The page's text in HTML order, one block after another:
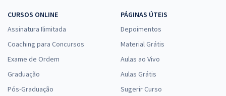
CURSOS ONLINE
Assinatura Ilimitada
Coaching para Concursos
Exame de Ordem
Graduação
Pós-Graduação
PÁGINAS ÚTEIS
Depoimentos
Material Grátis
Aulas ao Vivo
Aulas Grátis
Sugerir Curso